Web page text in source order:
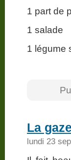
1 part de
1 salade
1 légume
La
lundi 23